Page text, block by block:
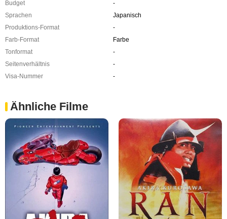
Budget
-
Sprachen
Japanisch
Produktions-Format
-
Farb-Format
Farbe
Tonformat
-
Seitenverhältnis
-
Visa-Nummer
-
Ähnliche Filme